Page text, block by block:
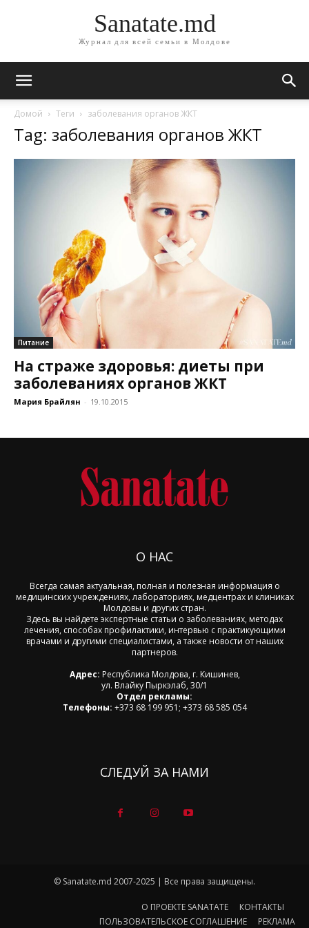
Sanatate.md
Журнал для всей семьи в Молдове
Домой Теги заболевания органов ЖКТ
Tag: заболевания органов ЖКТ
Питание
На страже здоровья: диеты при
заболеваниях органов ЖКТ
Мария Брайлян - 19.10.2015
О НАС
Всегда самая актуальная, полная и полезная информация о
медицинских учреждениях, лабораториях, медцентрах и клиниках
Молдовы и других стран.
Здесь вы найдете экспертные статьи о заболеваниях, методах
лечения, способах профилактики, интервью с практикующими
врачами и другими специалистами, а также новости от наших
партнеров.
Адрес: Республика Молдова, г. Кишинев,
ул. Влайку Пыркэлаб, 30/1
Отдел рекламы:
Телефоны: +373 68 199 951; +373 68 585 054
СЛЕДУЙ ЗА НАМИ
© Sanatate.md 2007-2025 | Все права защищены.
О ПРОЕКТЕ SANATATE
КОНТАКТЫ
ПОЛЬЗОВАТЕЛЬСКОЕ СОГЛАШЕНИЕ
РЕКЛАМА